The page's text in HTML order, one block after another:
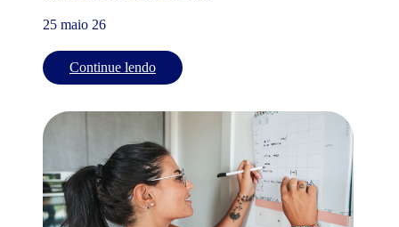
25 maio 26
Continue lendo